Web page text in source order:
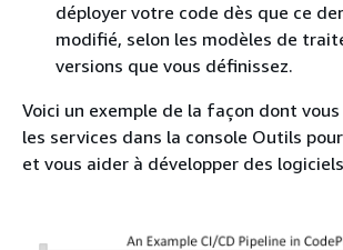
déployer votre code dès que ce
modifié, selon les modèles de
versions que vous définissez.
Voici un exemple de la façon dont
les services dans la console Outils
et vous aider à développer des